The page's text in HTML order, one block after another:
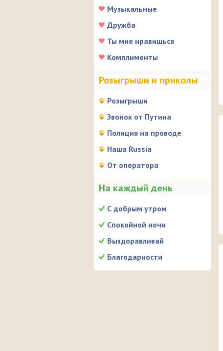
Музыкальные
Дружба
Ты мне нравишься
Комплименты
Розыгрыши и приколы
Розыгрыши
Звонок от Путина
Полиция на проводе
Наша Russia
От оператора
На каждый день
С добрым утром
Спокойной ночи
Выздоравливай
Благодарности